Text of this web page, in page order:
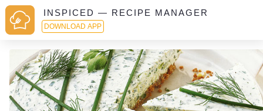
INSPICED — RECIPE MANAGER
DOWNLOAD APP